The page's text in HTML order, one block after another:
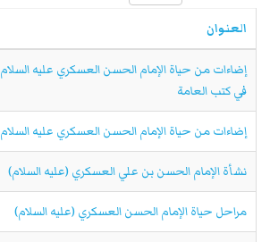
العنوان
إضاءات من حياة الإمام الحسن العسكري عليه السلام
في كتب العامة
إضاءات من حياة الإمام الحسن العسكري عليه السلام
نشأة الإمام الحسن بن علي العسكري (عليه السلام)
مراحل حياة الإمام الحسن العسكري (عليه السلام)